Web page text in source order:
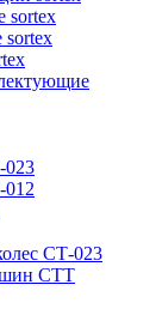
sortex
sortex
СТ-023
СТТ